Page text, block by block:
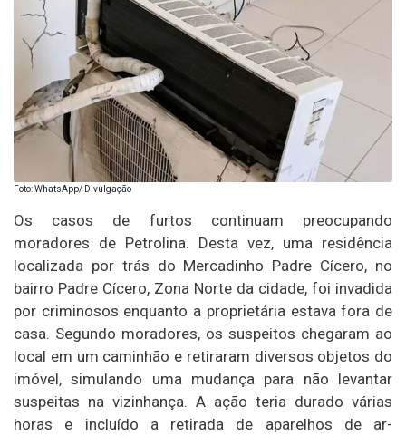
Foto: WhatsApp/ Divulgação
Os casos de furtos continuam preocupando
moradores de Petrolina. Desta vez, uma residência
localizada por trás do Mercadinho Padre Cícero, no
bairro Padre Cícero, Zona Norte da cidade, foi invadida
por criminosos enquanto a proprietária estava fora de
casa. Segundo moradores, os suspeitos chegaram ao
local em um caminhão e retiraram diversos objetos do
imóvel, simulando uma mudança para não levantar
suspeitas na vizinhança. A ação teria durado várias
horas e incluído a retirada de aparelhos de ar-